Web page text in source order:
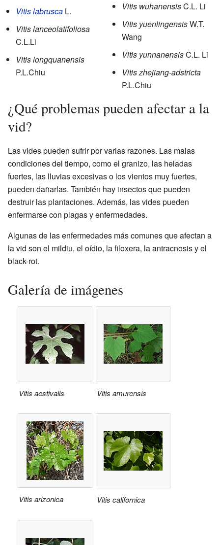
Vitis labrusca L.
Vitis lanceolatifoliosa
C.L.Li
Vitis longquanensis
P.L.Chiu
Vitis wuhanensisC.L. Li
Vitis yuenlingensisW.T.
Wang
Vitis yunnanensisC.L. Li
Vitis zhejiang-adstricta
P.L.Chiu
¿Qué problemas pueden afectar a la
vid?
Las vides pueden sufrir por varias razones. Las malas
condiciones del tiempo, como el granizo, las heladas
fuertes, las lluvias excesivas o los vientos muy fuertes,
pueden dañarlas. También hay insectos que pueden
destruir las plantaciones. Además, las vides pueden
enfermarse con plagas y enfermedades.
Algunas de las enfermedades más comunes que afectan a
la vid son el mildiu, el oídio, la filoxera, la antracnosis y el
black-rot.
Galería de imágenes
Vitis aestivalis Vitis amurensis
Vitis arizonica Vitis californica